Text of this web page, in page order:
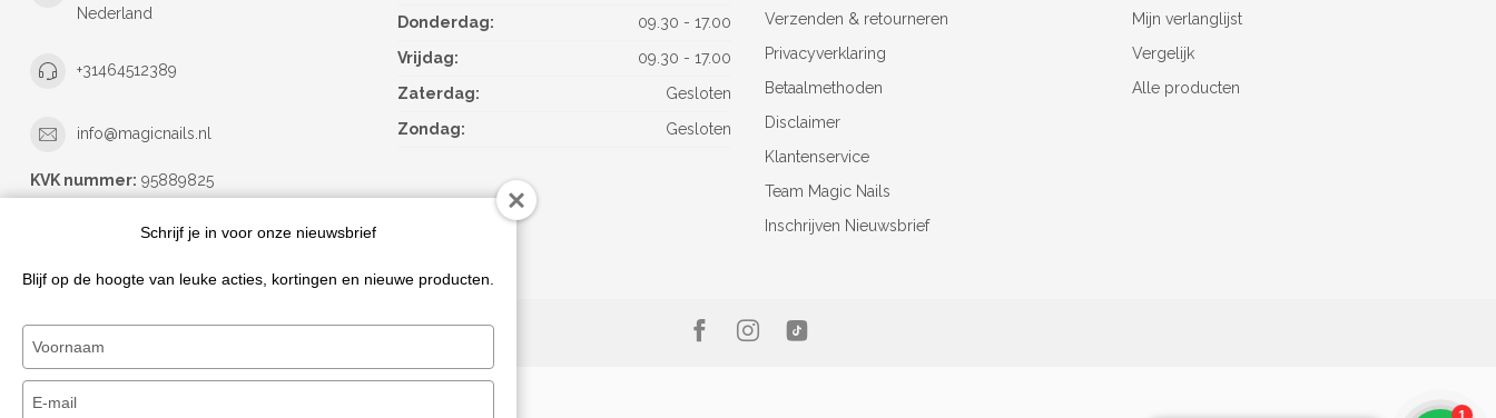
Nederland
+31464512389
info@magicnails.nl
KVK nummer: 95889825
Donderdag:
09.30 - 17.00
Vrijdag:
09.30 - 17.00
Zaterdag:
Gesloten
Zondag:
Gesloten
Verzenden & retourneren
Privacyverklaring
Betaalmethoden
Disclaimer
Klantenservice
Team Magic Nails
Inschrijven Nieuwsbrief
Mijn verlanglijst
Vergelijk
Alle producten
Schrijf je in voor onze nieuwsbrief
Blijf op de hoogte van leuke acties, kortingen en nieuwe producten.
naam